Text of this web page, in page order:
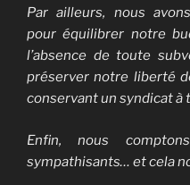
Par ailleurs, nous
pour équilibrer notre
l’absence de toute
préserver notre liberté
conservant un syndicat à
Enfin, nous
sympathisants… et cela